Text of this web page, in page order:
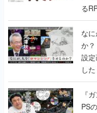
る
書】
な
か
設
し
書】
『
PS